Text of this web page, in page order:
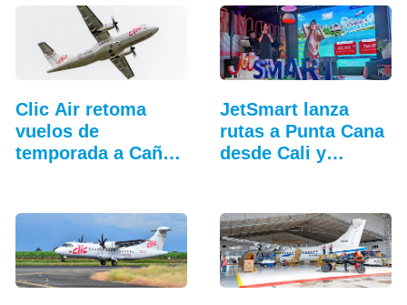
Clic Air retoma
vuelos de
temporada a Caño
JetSmart lanza
rutas a Punta Cana
desde Cali y